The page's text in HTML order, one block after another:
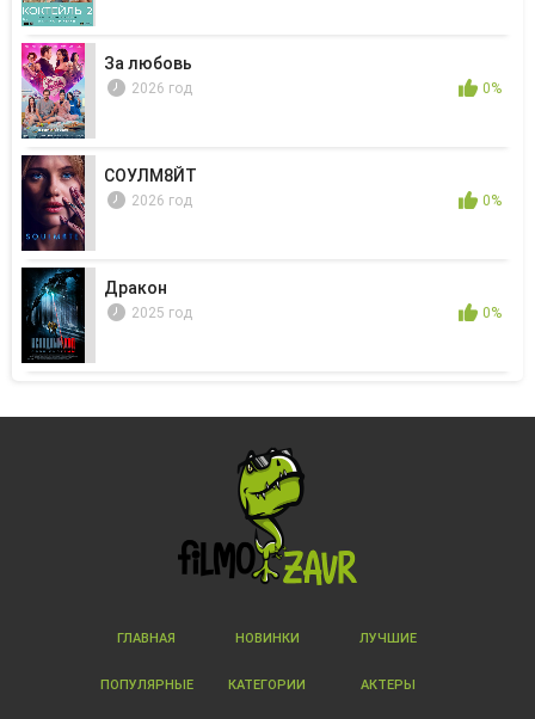
За любовь
2026 год 0%
СОУЛМ8ЙТ
2026 год 0%
Дракон
2025 год 0%
ГЛАВНАЯ НОВИНКИ ЛУЧШИЕ
ПОПУЛЯРНЫЕ КАТЕГОРИИ АКТЕРЫ